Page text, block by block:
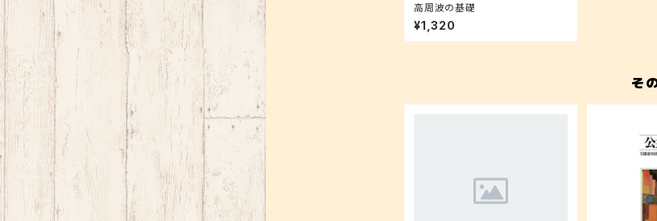
高周波の基礎
¥1,320
そ